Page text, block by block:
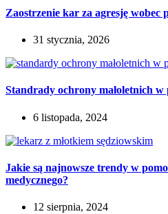
Zaostrzenie kar za agresję wobec
31 stycznia, 2026
Standrady ochrony małoletnich
6 listopada, 2024
Jakie są najnowsze trendy w
medycznego?
12 sierpnia, 2024